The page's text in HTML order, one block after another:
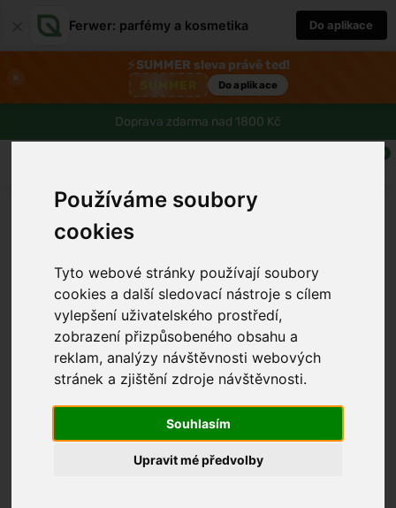
Používáme soubory
cookies
Tyto webové stránky používají soubory
cookies a další sledovací nástroje s cílem
vylepšení uživatelského prostředí,
zobrazení přizpůsobeného obsahu a
reklam, analýzy návštěvnosti webových
stránek a zjištění zdroje návštěvnosti.
Souhlasím
Upravit mé předvolby
Ferwer: parfémy a kosmetika Do aplikace
×
⚡SUMMER sleva právě teď!
Do aplikace
Doprava zdarma nad 1800 Kč
0